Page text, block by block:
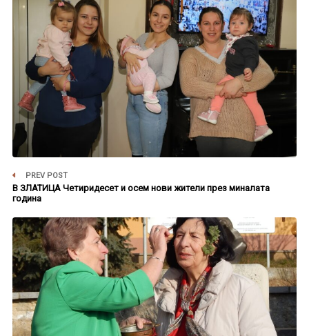
PREV POST
В ЗЛАТИЦА Четиридесет и осем нови жители през миналата
година